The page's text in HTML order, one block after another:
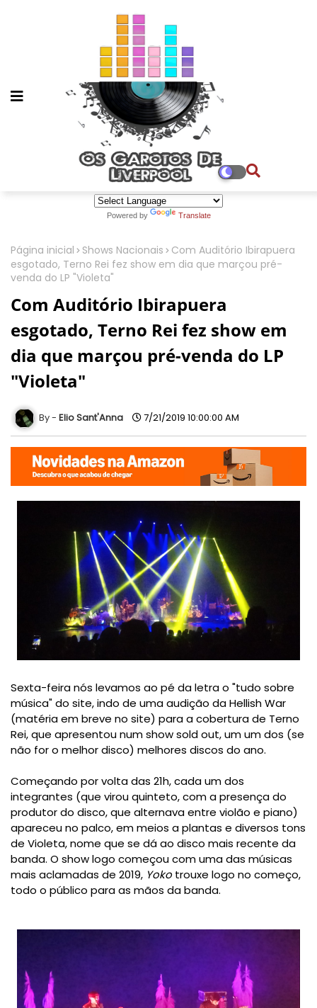
Powered by Translate
Página inicial Shows Nacionais
Com Auditório Ibirapuera
esgotado, Terno Rei fez show em dia que marçou pré-
venda do LP "Violeta"
Com Auditório Ibirapuera
esgotado, Terno Rei fez show em
dia que marçou pré-venda do LP
"Violeta"
Elio Sant'Anna 7/21/2019 10:00:00 AM
Sexta-feira nós levamos ao pé da letra o "tudo sobre
música" do site, indo de uma audição da Hellish War
(matéria em breve no site) para a cobertura de Terno
Rei, que apresentou num show sold out, um um dos (se
não for o melhor disco) melhores discos do ano.
Começando por volta das 21h, cada um dos
integrantes (que virou quinteto, com a presença do
produtor do disco, que alternava entre violão e piano)
apareceu no palco, em meios a plantas e diversos tons
de Violeta, nome que se dá ao disco mais recente da
banda. O show logo começou com uma das músicas
mais aclamadas de 2019, Yokotrouxe logo no começo,
todo o público para as mãos da banda.